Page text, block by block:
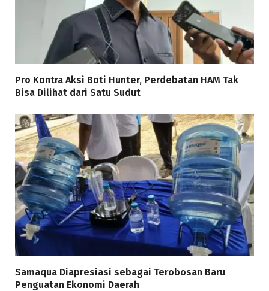
Pro Kontra Aksi Boti Hunter, Perdebatan HAM Tak
Bisa Dilihat dari Satu Sudut
Samaqua Diapresiasi sebagai Terobosan Baru
Penguatan Ekonomi Daerah